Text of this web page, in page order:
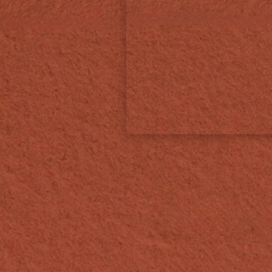
Accueil
Menus
Menu du déjeuner
Menus du dîner